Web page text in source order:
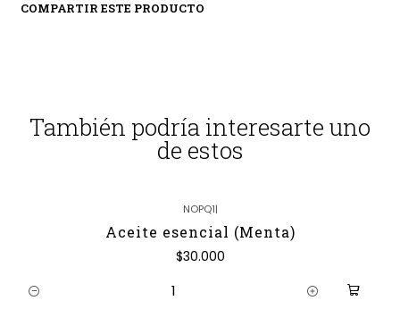
COMPARTIR ESTE PRODUCTO
También podría interesarte uno
de estos
NOPQ1|
Aceite esencial (Menta)
$30.000
Cantidad